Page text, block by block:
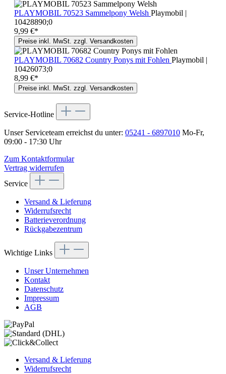
PLAYMOBIL 70523 Sammelpony Welsh Playmobil |
10428890;0
9,99 €*
Preise inkl. MwSt. zzgl. Versandkosten
PLAYMOBIL 70682 Country Ponys mit Fohlen Playmobil |
10426073;0
8,99 €*
Preise inkl. MwSt. zzgl. Versandkosten
Service-Hotline
Unser Serviceteam erreichst du unter: 05241 - 6897010 Mo-Fr,
09:00 - 17:30 Uhr
Zum Kontaktformular
Vertrag widerrufen
Service
Versand & Lieferung
Widerrufsrecht
Batterieverordnung
Rückgabezentrum
Wichtige Links
Unser Unternehmen
Kontakt
Datenschutz
Impressum
AGB
Versand & Lieferung
Widerrufsrecht